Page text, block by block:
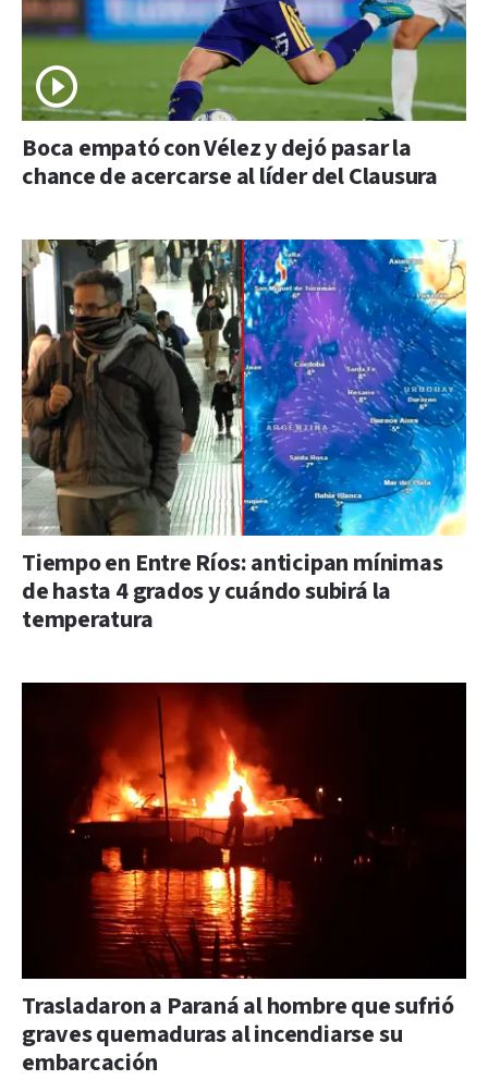
Boca empató con Vélez y dejó pasar la
chance de acercarse al líder del Clausura
Tiempo en Entre Ríos: anticipan mínimas
de hasta 4 grados y cuándo subirá la
temperatura
Trasladaron a Paraná al hombre que sufrió
graves quemaduras al incendiarse su
embarcación